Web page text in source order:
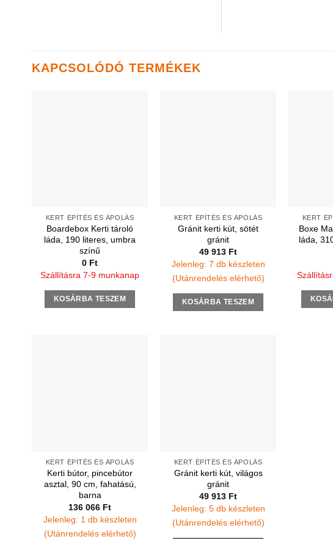
KAPCSOLÓDÓ TERMÉKEK
KERT ÉPÍTÉS ÉS ÁPOLÁS
Boardebox Kerti tároló
láda, 190 literes, umbra
színű
0 Ft
Szállításra 7-9 munkanap
KOSÁRBA TESZEM
KERT ÉPÍTÉS ÉS ÁPOLÁS
Gránit kerti kút, sötét
gránit
49 913 Ft
Jelenleg: 7 db készleten
(Utánrendelés elérhető)
KOSÁRBA TESZEM
KERT
Boxe
láda,
KERT ÉPÍTÉS ÉS ÁPOLÁS
Kerti bútor, pincebútor
asztal, 90 cm, fahatású,
barna
136 066 Ft
Jelenleg: 1 db készleten
(Utánrendelés elérhető)
KERT ÉPÍTÉS ÉS ÁPOLÁS
Gránit kerti kút, világos
gránit
49 913 Ft
Jelenleg: 5 db készleten
(Utánrendelés elérhető)